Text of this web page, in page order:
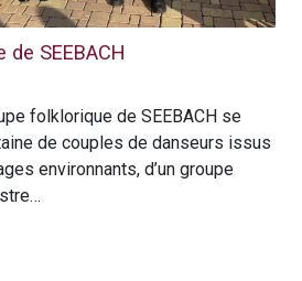
de SEEBACH
folklorique de SEEBACH se
de couples de danseurs issus
environnants, d’un groupe